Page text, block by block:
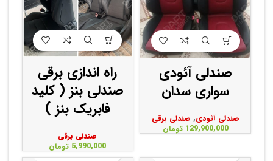
صندلی آئودی
سواری سدان
صندلی آئودی, صندلی برقی
129,900,000 تومان
راه اندازی برقی
صندلی بنز ( کلید
فابریک بنز )
صندلی برقی
5,990,000 تومان